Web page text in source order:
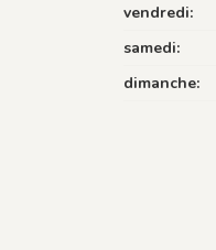
vendredi:
samedi:
dimanche: